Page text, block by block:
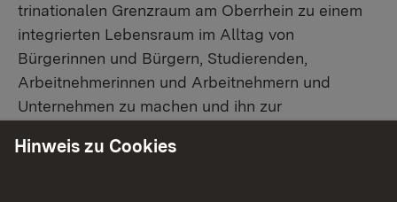
trinationalen Grenzraum am Oberrhein zu einem
integrierten Lebensraum im Alltag von
Bürgerinnen und Bürgern, Studierenden,
Arbeitnehmerinnen und Arbeitnehmern und
Unternehmen zu machen und ihn zur
Europa weiterzuentwickeln.
Hinweis zu Cookies